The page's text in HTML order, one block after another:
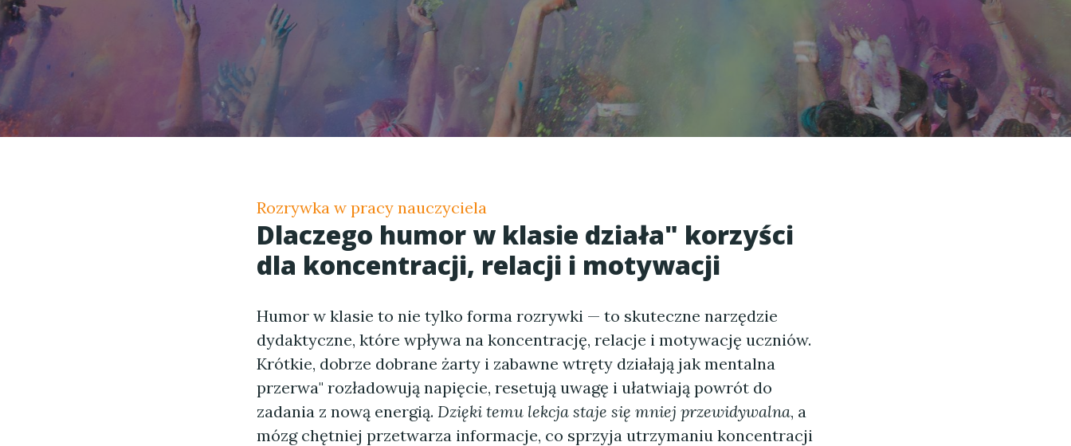
Rozrywka w pracy nauczyciela
Dlaczego humor w klasie działa" korzyści
dla koncentracji, relacji i motywacji
Humor w klasie to nie tylko forma rozrywki — to skuteczne narzędzie
dydaktyczne, które wpływa na koncentrację, relacje i motywację uczniów.
Krótkie, dobrze dobrane żarty i zabawne wtręty działają jak mentalna
przerwa" rozładowują napięcie, resetują uwagę i ułatwiają powrót do
zadania z nową energią. Dzięki temu lekcja staje się mniej przewidywalna, a
mózg chętniej przetwarza informacje, co sprzyja utrzymaniu koncentracji